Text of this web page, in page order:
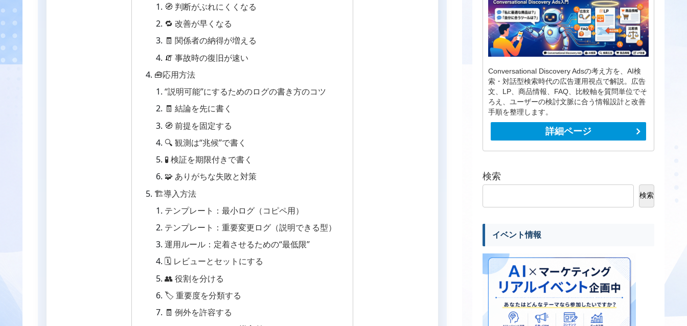
🧭 判断がぶれにくくなる
🔁 改善が早くなる
🧾 関係者の納得が増える
🧯 事故時の復旧が速い
🧰応用方法
“説明可能”にするためのログの書き方のコツ
🧾 結論を先に書く
🧭 前提を固定する
🔍 観測は“兆候”で書く
🧪 検証を期限付きで書く
🧩 ありがちな失敗と対策
🏗導入方法
テンプレート：最小ログ（コピペ用）
テンプレート：重要変更ログ（説明できる型）
運用ルール：定着させるための“最低限”
🗓 レビューとセットにする
👥 役割を分ける
🏷 重要度を分類する
🧾 例外を許容する
Conversational Discovery Adsの考え方を、AI検
索・対話型検索時代の広告運用視点で解説。広告
文、LP、商品情報、FAQ、比較軸を質問単位でそ
ろえ、ユーザーの検討文脈に合う情報設計と改善
手順を整理します。
詳細ページ
検索
検索
イベント情報